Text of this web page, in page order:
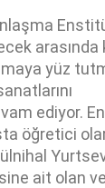
arasında
yüz
ediyor.
öğretici
ait olan ve